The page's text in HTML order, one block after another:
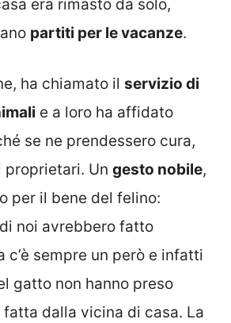
era rimasto da solo,
partiti per le vacanze.
ha chiamato il servizio di
e a loro ha affidato
se ne prendessero cura,
proprietari. Un gesto nobile,
per il bene del felino:
noi avrebbero fatto
c’è sempre un però e infatti
gatto non hanno preso
dalla vicina di casa. La